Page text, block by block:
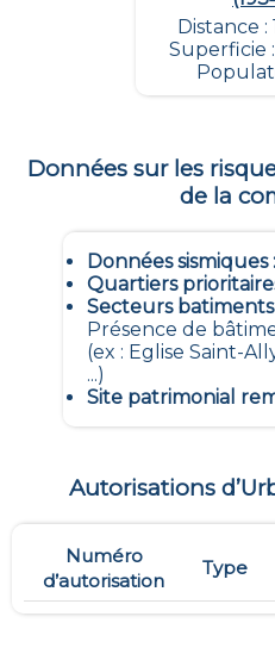
Distance :
Superficie :
Données sur les
de la
Données sismiques:
Quartiers
Secteurs
Présence de
(ex : Eglise Saint-
...)
Site patrimonial
Autorisations
Numéro
d’autorisation
Type